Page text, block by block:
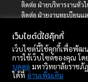
ติดต่อ ฝ่ายบริหารงานทั่วไ
ติดต่อ ฝ่ายงานทะเบียนแ
ติดต่อ ฝ่ายรับเข้าศึกษา : ต่
เบอร์มือถือ : 06-4786-8392
E-mail :
เว็บไซต์นี้ใช้คุ๊กกี้
เว็บไซต์นี้ใช้คุกกี้เพื่อพัฒ
การใช้เว็บไซต์ของคุณ โ
บุคคล มหาวิทยาลัยราช
ได้ที่ อ่านเพิ่มเติม